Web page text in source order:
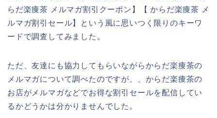
らだ楽痩茶 メルマガ割引クーポン】【 からだ楽痩茶 メ
ルマガ割引セール】という風に思いつく限りのキーワ
ードで調査してみました。
ただ、友達にも協力してもらいながらからだ楽痩茶の
メルマガについて調べたのですが、、からだ楽痩茶の
お店がメルマガなどでお得な割引セールを配信してい
るかどうかは分かりませんでした。